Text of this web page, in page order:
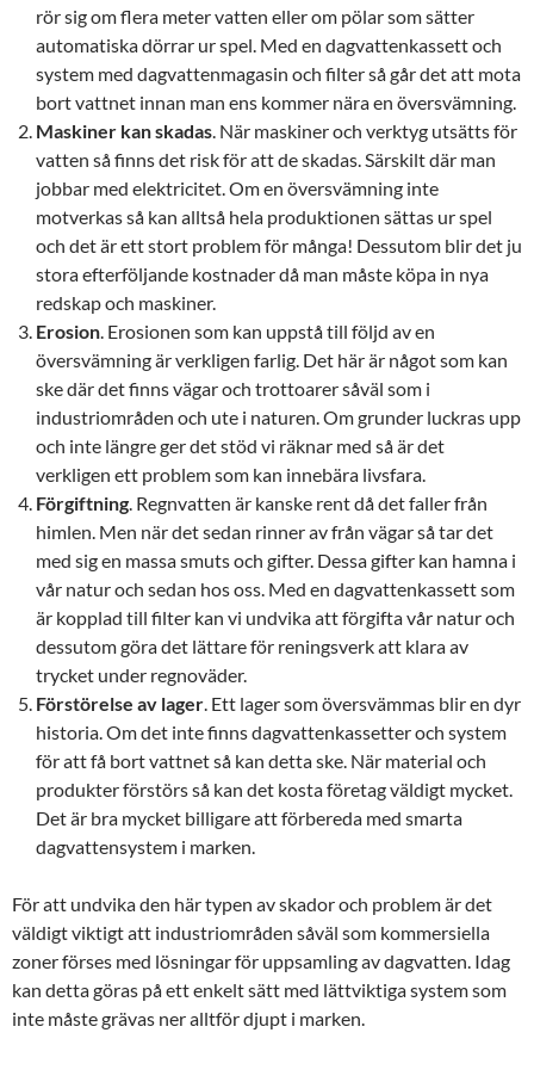
rör sig om flera meter vatten eller om pölar som sätter
automatiska dörrar ur spel. Med en dagvattenkassett och
system med dagvattenmagasin och filter så går det att mota
bort vattnet innan man ens kommer nära en översvämning.
Maskiner kan skadas. När maskiner och verktyg utsätts för
vatten så finns det risk för att de skadas. Särskilt där man
jobbar med elektricitet. Om en översvämning inte
motverkas så kan alltså hela produktionen sättas ur spel
och det är ett stort problem för många! Dessutom blir det ju
stora efterföljande kostnader då man måste köpa in nya
redskap och maskiner.
Erosion. Erosionen som kan uppstå till följd av en
översvämning är verkligen farlig. Det här är något som kan
ske där det finns vägar och trottoarer såväl som i
industriområden och ute i naturen. Om grunder luckras upp
och inte längre ger det stöd vi räknar med så är det
verkligen ett problem som kan innebära livsfara.
Förgiftning. Regnvatten är kanske rent då det faller från
himlen. Men när det sedan rinner av från vägar så tar det
med sig en massa smuts och gifter. Dessa gifter kan hamna i
vår natur och sedan hos oss. Med en dagvattenkassett som
är kopplad till filter kan vi undvika att förgifta vår natur och
dessutom göra det lättare för reningsverk att klara av
trycket under regnoväder.
Förstörelse av lager. Ett lager som översvämmas blir en dyr
historia. Om det inte finns dagvattenkassetter och system
för att få bort vattnet så kan detta ske. När material och
produkter förstörs så kan det kosta företag väldigt mycket.
Det är bra mycket billigare att förbereda med smarta
dagvattensystem i marken.
För att undvika den här typen av skador och problem är det
väldigt viktigt att industriområden såväl som kommersiella
zoner förses med lösningar för uppsamling av dagvatten. Idag
kan detta göras på ett enkelt sätt med lättviktiga system som
inte måste grävas ner alltför djupt i marken.